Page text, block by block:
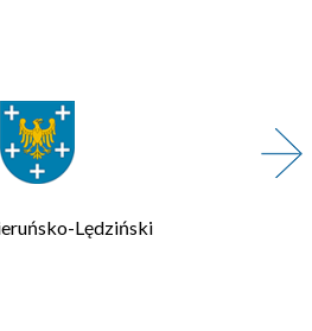
Zarząd Transportu Metropolitalnego